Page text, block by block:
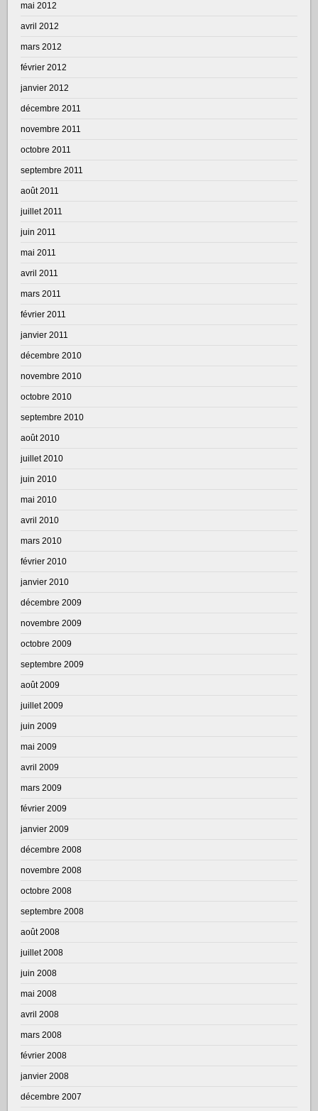
mai 2012
avril 2012
mars 2012
février 2012
janvier 2012
décembre 2011
novembre 2011
octobre 2011
septembre 2011
août 2011
juillet 2011
juin 2011
mai 2011
avril 2011
mars 2011
février 2011
janvier 2011
décembre 2010
novembre 2010
octobre 2010
septembre 2010
août 2010
juillet 2010
juin 2010
mai 2010
avril 2010
mars 2010
février 2010
janvier 2010
décembre 2009
novembre 2009
octobre 2009
septembre 2009
août 2009
juillet 2009
juin 2009
mai 2009
avril 2009
mars 2009
février 2009
janvier 2009
décembre 2008
novembre 2008
octobre 2008
septembre 2008
août 2008
juillet 2008
juin 2008
mai 2008
avril 2008
mars 2008
février 2008
janvier 2008
décembre 2007